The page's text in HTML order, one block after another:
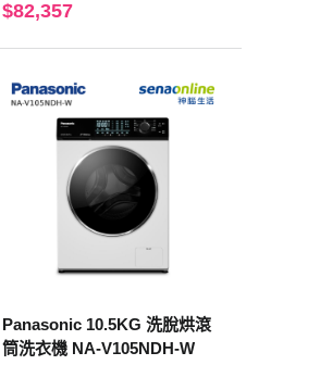
機含標準安裝
$82,357
Panasonic 10.5KG 洗脫烘滾
筒洗衣機 NA-V105NDH-W